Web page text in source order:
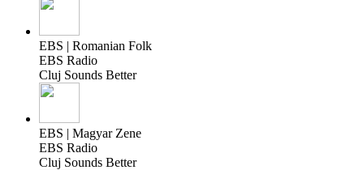
EBS | Romanian Folk
EBS Radio
Cluj Sounds Better
EBS | Magyar Zene
EBS Radio
Cluj Sounds Better